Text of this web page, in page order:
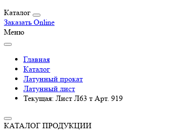
Каталог
Заказать Online
Меню
Главная
Каталог
Латунный прокат
Латунный лист
Текущая: Лист Л63 т Арт. 919
КАТАЛОГ ПРОДУКЦИИ